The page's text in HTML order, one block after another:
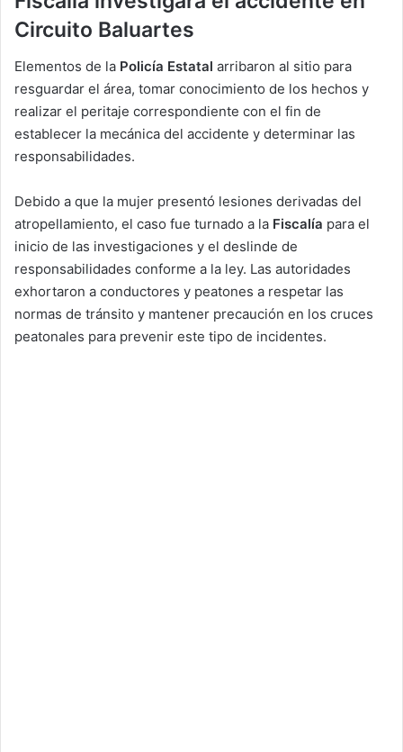
Circuito Baluartes
Elementos de la Policía Estatal arribaron al sitio para
resguardar el área, tomar conocimiento de los hechos y
realizar el peritaje correspondiente con el fin de
establecer la mecánica del accidente y determinar las
responsabilidades.
Debido a que la mujer presentó lesiones derivadas del
atropellamiento, el caso fue turnado a la Fiscalía para el
inicio de las investigaciones y el deslinde de
responsabilidades conforme a la ley. Las autoridades
exhortaron a conductores y peatones a respetar las
normas de tránsito y mantener precaución en los cruces
peatonales para prevenir este tipo de incidentes.